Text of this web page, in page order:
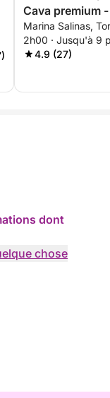
Cava premium
ou coucher du
TOUT INCLUS
Marina Salinas,
2h00 · Jusqu'à 9
4.9 (27)
dont
chose